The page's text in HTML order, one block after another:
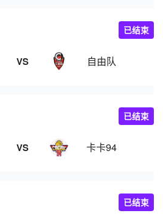
VS 自由队
已结束
VS 卡卡94
已结束
已结束